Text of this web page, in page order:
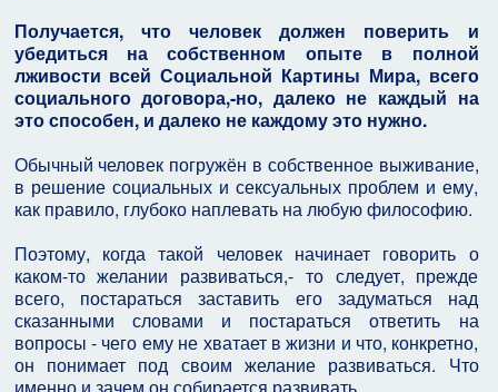
Получается, что человек должен поверить и
убедиться на собственном опыте в полной
лживости всей Социальной Картины Мира, всего
социального договора,-но, далеко не каждый на
это способен, и далеко не каждому это нужно.
Обычный человек погружён в собственное выживание,
в решение социальных и сексуальных проблем и ему,
как правило, глубоко наплевать на любую философию.
Поэтому, когда такой человек начинает говорить о
каком-то желании развиваться,- то следует, прежде
всего, постараться заставить его задуматься над
сказанными словами и постараться ответить на
вопросы - чего ему не хватает в жизни и что, конкретно,
он понимает под своим желание развиваться. Что